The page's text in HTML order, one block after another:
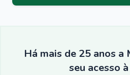
Há mais de 25 anos
seu acesso